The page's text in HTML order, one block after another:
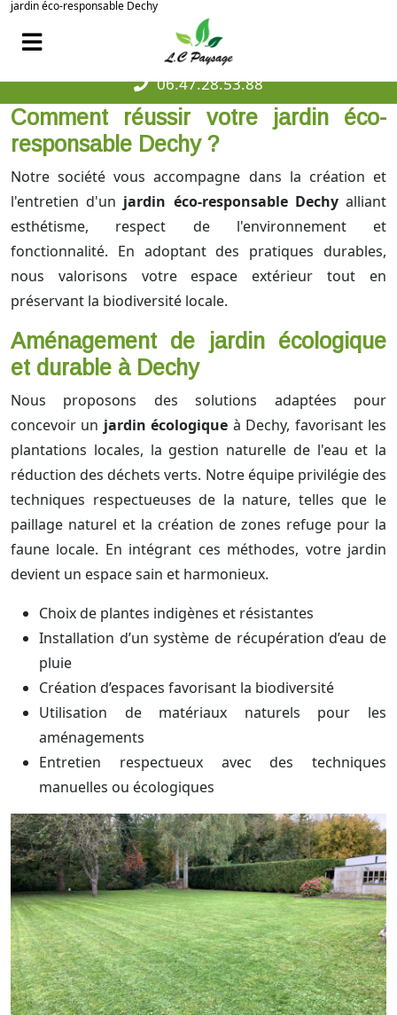
jardin éco-responsable Dechy
06.47.28.53.88
Comment réussir votre jardin éco-
responsable Dechy ?
Notre société vous accompagne dans la création et
l'entretien d'un jardin éco-responsable Dechyalliant
esthétisme, respect de l'environnement et
fonctionnalité. En adoptant des pratiques durables,
nous valorisons votre espace extérieur tout en
préservant la biodiversité locale.
Aménagement de jardin écologique
et durable à Dechy
Nous proposons des solutions adaptées pour
concevoir un jardin écologique à Dechy, favorisant les
plantations locales, la gestion naturelle de l'eau et la
réduction des déchets verts. Notre équipe privilégie des
techniques respectueuses de la nature, telles que le
paillage naturel et la création de zones refuge pour la
faune locale. En intégrant ces méthodes, votre jardin
devient un espace sain et harmonieux.
Choix de plantes indigènes et résistantes
Installation d’un système de récupération d’eau de
pluie
Création d’espaces favorisant la biodiversité
Utilisation de matériaux naturels pour les
aménagements
Entretien respectueux avec des techniques
manuelles ou écologiques